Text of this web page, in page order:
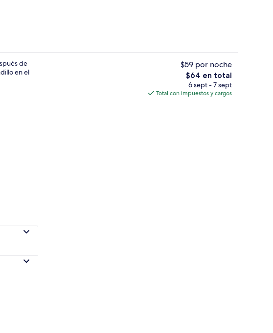
Minibar, caja de seguridad en la habitación y escritorio
de
en el
$59 por noche
El
precio
total
$64 en total
6 sept - 7 sept
Total con impuestos y cargos